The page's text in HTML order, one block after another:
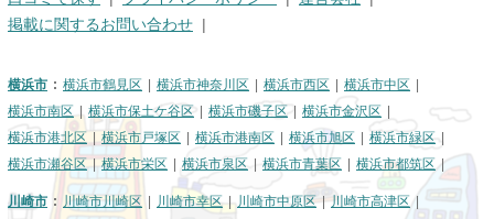
掲載に関するお問い合わせ
横浜市 横浜市鶴見区 横浜市神奈川区 横浜市西区
横浜市中区
横浜市南区
横浜市保土ケ谷区 横浜市磯子区
横浜市金沢区
横浜市港北区
横浜市戸塚区 横浜市港南区 横浜市旭区
横浜市緑区
横浜市瀬谷区
横浜市栄区 横浜市泉区 横浜市青葉区 横浜市都筑区
川崎市 川崎市川崎区 川崎市幸区 川崎市中原区 川崎市高津区